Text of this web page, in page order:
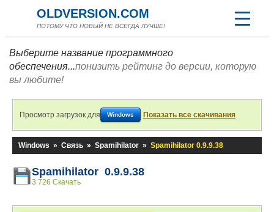
OLDVERSION.COM
ПОТОМУ ЧТО НОВЫЙ НЕ ВСЕГДА ЛУЧШЕ!
Выберите название программного
обеспечения...понизить рейтинг до версии, которую
вы любите!
Просмотр загрузок для Windows Показать все скачивания
Windows » Связь » Spamihilator » Spamihilator 0.9.9.38
Spamihilator 0.9.9.38
3 726 Скачать